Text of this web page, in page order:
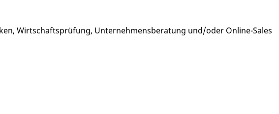
Wirtschaftsprüfung, Unternehmensberatung und/oder Online-Sales